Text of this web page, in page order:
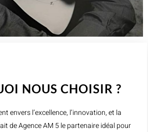
NOUS CHOISIR ?
envers l’excellence, l’innovation, et la
de Agence AM 5 le partenaire idéal pour